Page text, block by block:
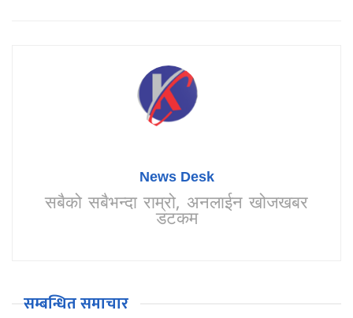
News Desk
सबैको सबैभन्दा राम्रो, अनलाईन खोजखबर
डटकम
सम्बन्धित समाचार